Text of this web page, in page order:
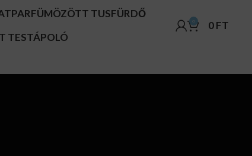
PARFÜMÖZÖTT TUSFÜRDŐ
TESTÁPOLÓ
0 0FT